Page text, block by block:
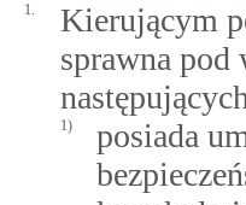
1.
Kierującym
sprawna pod
1)
posiada